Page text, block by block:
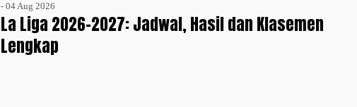
- 04 Aug 2026
La Liga 2026-2027: Jadwal, Hasil dan Klasemen
Lengkap